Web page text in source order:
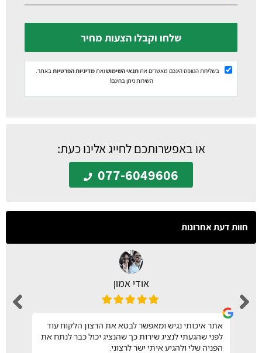
שלחו וקבלו הצעות מחיר
בשליחת הטופס הינכם מאשרים אתתנאי השימושואתמדיניות הפרטיותבאתר.
השירות ניתן בחינם!
או באפשרותכם לחייג אלינו כעת:
077-6049606
חוות דעת אחרונות
אודי אמון
אתר איכותי נגיש ומאפשר לבטא את הרצון הלקוח עוד
לפני שהגעתי לנציג שירות כך שהנציג יכול כבר לנתח את
הפניה שלי ולהגיע איתי ישר לרצוני.